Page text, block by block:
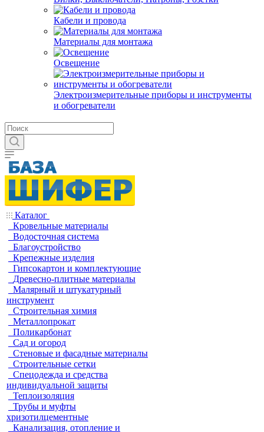
Кабели и провода
Материалы для монтажа
Освещение
Электроизмерительные приборы и инструменты
и обогреватели
Каталог
Кровельные материалы
Водосточная система
Благоустройство
Крепежные изделия
Гипсокартон и комплектующие
Древесно-плитные материалы
Малярный и штукатурный
инструмент
Строительная химия
Металлопрокат
Поликарбонат
Сад и огород
Стеновые и фасадные материалы
Строительные сетки
Спецодежда и средства
индивидуальной защиты
Теплоизоляция
Трубы и муфты
хризотилцементные
Канализация, отопление и